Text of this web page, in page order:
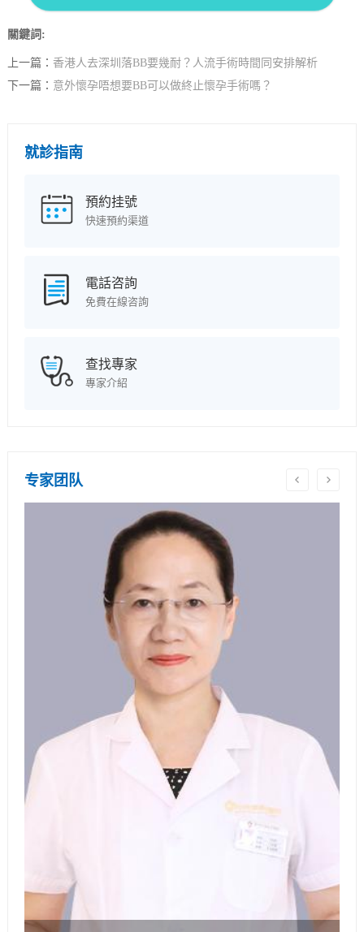
關鍵詞:
上一篇： 香港人去深圳落BB要幾耐？人流手術時間同安排解析
下一篇： 意外懷孕唔想要BB可以做終止懷孕手術嗎？
就診指南
預約挂號
快速預約渠道
電話咨詢
免費在線咨詢
查找專家
專家介紹
专家团队